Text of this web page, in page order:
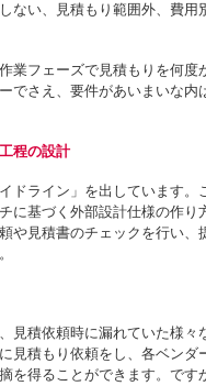
ない、見積もり範囲外、費
業フェーズで見積もりを何
でさえ、要件があいまいな
程の設計
ドライン」を出しています
に基づく外部設計仕様の作
や見積書のチェックを行い
見積依頼時に漏れていた様
見積もり依頼をし、各ベン
を得ることができます。で